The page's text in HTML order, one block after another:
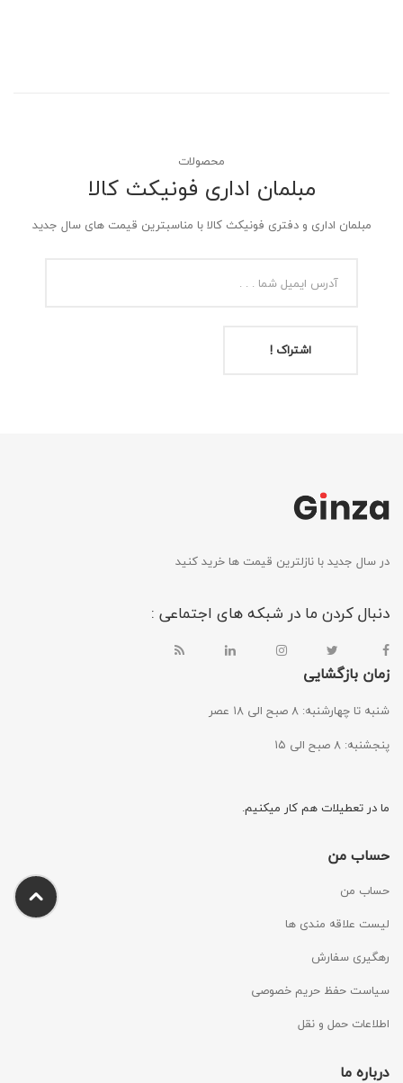
محصولات
مبلمان اداری فونیکث کالا
مبلمان اداری و دفتری فونیکث کالا با مناسبترین قیمت های سال جدید
اشتراک !
در سال جدید با نازلترین قیمت ها خرید کنید
دنبال کردن ما در شبکه های اجتماعی :
زمان بازگشایی
شنبه تا چهارشنبه: ۸ صبح الی ۱۸ عصر
پنجشنبه: ۸ صبح الی ۱۵
ما در تعطیلات هم کار میکنیم.
حساب من
حساب من
لیست علاقه مندی ها
رهگیری سفارش
سیاست حفظ حریم خصوصی
اطلاعات حمل و نقل
درباره ما